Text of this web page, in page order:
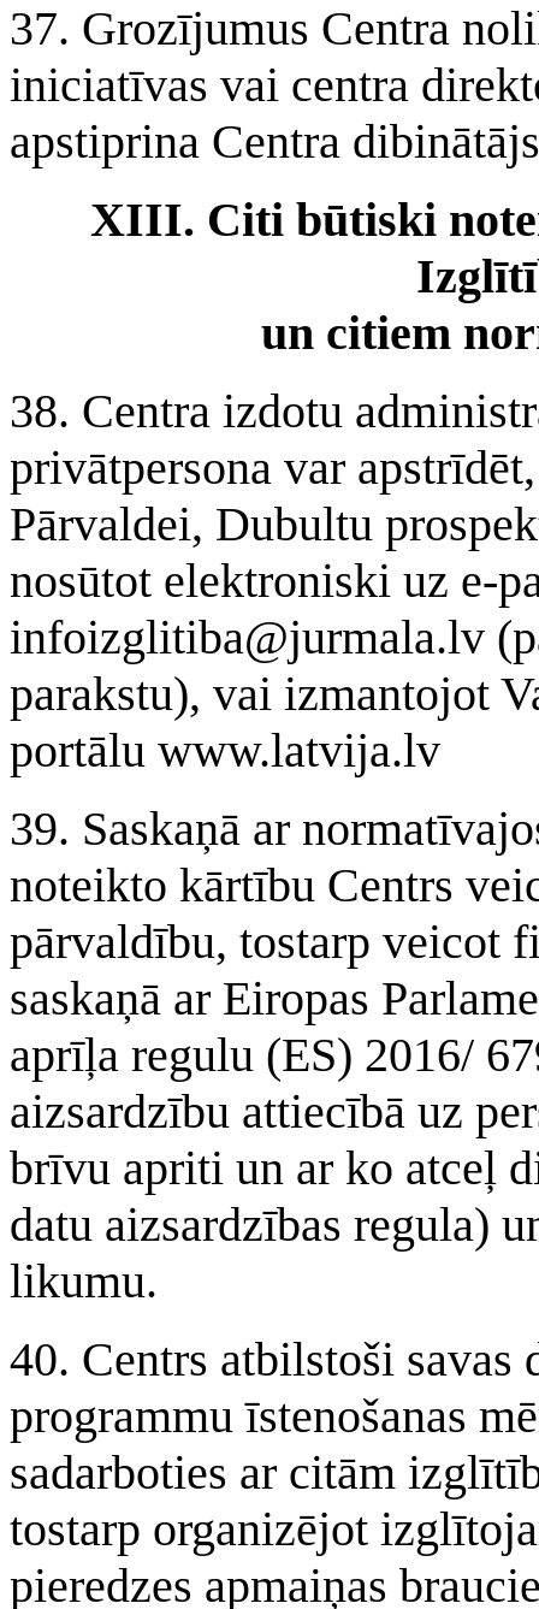
37. Grozījumus Centra
iniciatīvas vai centra
apstiprina Centra
XIII. Citi būtiski
un citiem
38. Centra izdotu
privātpersona var
Pārvaldei, Dubultu
nosūtot elektroniski uz e-
infoizglitiba@jurmala.lv
parakstu), vai izmantojot
portālu www.latvija.lv
39. Saskaņā ar
noteikto kārtību Centrs
pārvaldību, tostarp veicot
saskaņā ar Eiropas
aprīļa regulu (ES) 2016/
aizsardzību attiecībā uz
brīvu apriti un ar ko atceļ
datu aizsardzības regula)
likumu.
40. Centrs atbilstoši
programmu īstenošanas
sadarboties ar citām
tostarp organizējot
pieredzes apmaiņas